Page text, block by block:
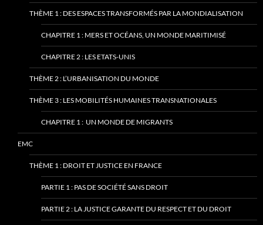
THÈME 1 : DES ESPACES TRANSFORMÉS PAR LA MONDIALISATION
CHAPITRE 1 : MERS ET OCÉANS, UN MONDE MARITIMISÉ
CHAPITRE 2 : LES ETATS-UNIS
THÈME 2 : L’URBANISATION DU MONDE
THÈME 3 : LES MOBILITÉS HUMAINES TRANSNATIONALES
CHAPITRE 1 : UN MONDE DE MIGRANTS
EMC
THÈME 1 : DROIT ET JUSTICE EN FRANCE
PARTIE 1 : PAS DE SOCIÉTÉ SANS DROIT
PARTIE 2 : LA JUSTICE GARANTE DU RESPECT ET DU DROIT